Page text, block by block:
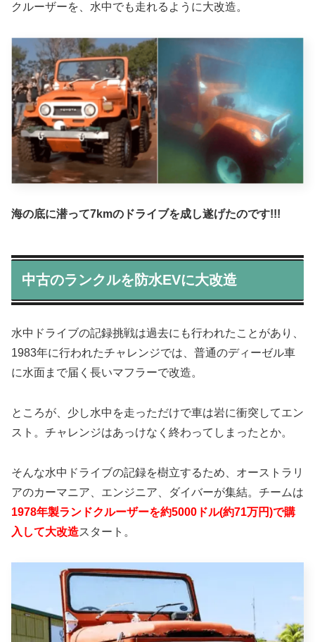
クルーザーを、水中でも走れるように大改造。
海の底に潜って7kmのドライブを成し遂げたのです!!!
中古のランクルを防水EVに大改造
水中ドライブの記録挑戦は過去にも行われたことがあり、
1983年に行われたチャレンジでは、普通のディーゼル車
に水面まで届く長いマフラーで改造。
ところが、少し水中を走っただけで車は岩に衝突してエン
スト。チャレンジはあっけなく終わってしまったとか。
そんな水中ドライブの記録を樹立するため、オーストラリ
アのカーマニア、エンジニア、ダイバーが集結。チームは
1978年製ランドクルーザーを約5000ドル(約71万円)で購
入して大改造スタート。